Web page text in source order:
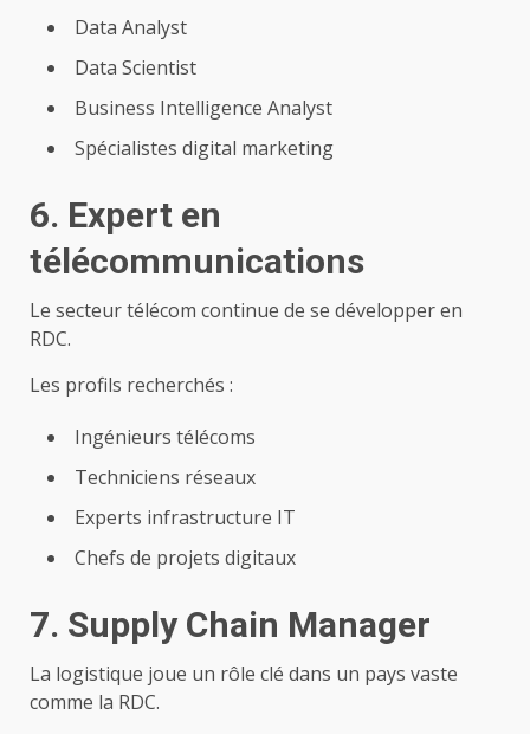
Data Analyst
Data Scientist
Business Intelligence Analyst
Spécialistes digital marketing
6. Expert en
télécommunications
Le secteur télécom continue de se développer en
RDC.
Les profils recherchés :
Ingénieurs télécoms
Techniciens réseaux
Experts infrastructure IT
Chefs de projets digitaux
7. Supply Chain Manager
La logistique joue un rôle clé dans un pays vaste
comme la RDC.